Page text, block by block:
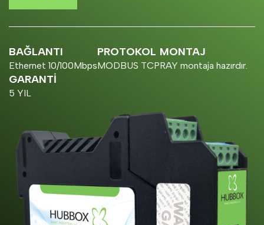
BAĞLANTI
Ethernet 10/100Mbps
PROTOKOL
MODBUS TCP
MONTAJ
RAY montaja hazırdır.
GARANTİ
5 YIL